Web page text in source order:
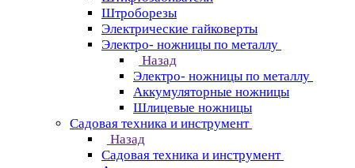
Штроборезы
Электрические гайковерты
Электро- ножницы по металлу
Назад
Электро- ножницы по металлу
Аккумуляторные ножницы
Шлицевые ножницы
Cадовая техника и инструмент
Назад
Cадовая техника и инструмент